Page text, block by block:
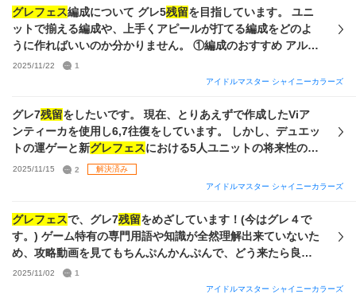
が、間違いなのでしょうか。
グレフェス編成について グレ5残留を目指しています。 ユニ
ットで揃える編成や、上手くアピールが打てる編成をどのよ
うに作ればいいのか分かりません。 ①編成のおすすめ アルス
ト推しなので アルスト➕灯織➕誰か(推しなら羽那)が理想です
が、 手持ちはノクチルや、コスメティックが強いのでどうし
となくsayhaloでつくったステだけがあるアイドルたちを編
成しています。 ノウハウ本は 基礎3% オルラン〇◎適正〇◎
思い出＋ 思い出高 アイドル パッシブ＋ 歌姫 プロダンサー プ
ロモデル 施設効率 施設効率＋ 昂揚 トワコレ です。gradのノ
ウハウは苦戦していてまだほぼ集められていません。アビリ
立ち回りもよく分からず、全員満遍なく適当に打って最後に
思い出アピールを打っていますが、それで良いのでしょう
か？ ③はづきさん pssrはづきさんも2つどこに使うか迷って
いるのでおすすめありましたら教えて頂きたいです。 今の手
持ちと、編成です。 アドバイスよろしくお願いします。
2025/11/22
1
アイドルマスター シャイニーカラーズ
グレ7残留をしたいです。 現在、とりあえずで作成したViア
ンティーカを使用し6,7往復をしています。 しかし、デュエッ
トの運ゲーと新グレフェスにおける5人ユニットの将来性の無
さから、3人以下のユニットを使用したいと考えています。
◾︎URサポ ・結華1凸 ・めぐる2凸 ・甜花3凸 ◾︎限定カー
ド ・SrBaCu夏葉 完凸 ・グロウリー樹里 完凸 ・も
ちもちよこ 1凸 ・PRカード 多分全部完凸 ・その他P
ほぼ持ってないけど必要であれば今後買います シーズを握
2025/11/15 2
解決済み
アイドルマスター シャイニーカラーズ
グレフェスで、グレ7残留をめざしています！(今はグレ４で
す。) ゲーム特有の専門用語や知識が全然理解出来ていないた
め、攻略動画を見てもちんぷんかんぷんで、どう来たら良い
か分かりません😭💦
STEP、Say Helloどれで作ったら良いかも分かりません💦
2025/11/02
1
アイドルマスター シャイニーカラーズ